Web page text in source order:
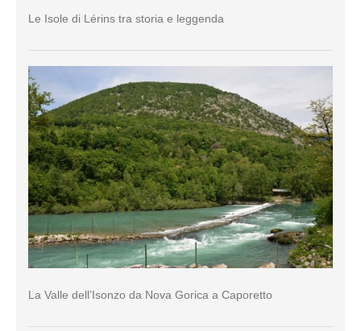
Le Isole di Lérins tra storia e leggenda
La Valle dell’Isonzo da Nova Gorica a Caporetto